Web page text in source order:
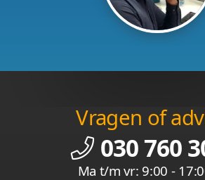
Vragen of
030 760
Ma t/m vr: 9:00 -